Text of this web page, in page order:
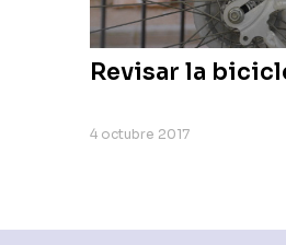
Revisar la
4 octubre 2017